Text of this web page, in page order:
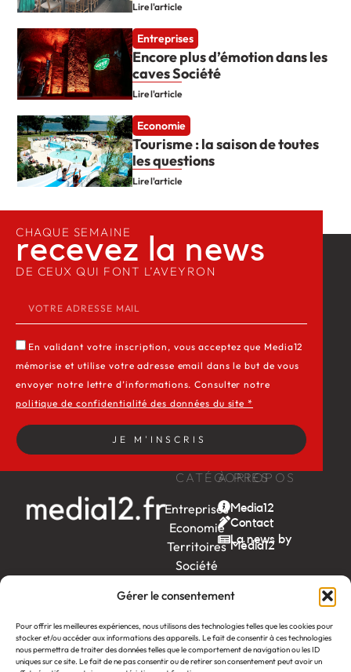
Gérer le consentement
Pour offrir les meilleures expériences, nous utilisons des technologies telles que les cookies pour
stocker et/ou accéder aux informations des appareils. Le fait de consentir à ces technologies
nous permettra de traiter des données telles que le comportement de navigation ou les ID
uniques sur ce site. Le fait de ne pas consentir ou de retirer son consentement peut avoir un
Lire l'article
Entreprises
Encore plus d’émotion dans les
caves Société
Lire l'article
Economie
Tourisme : la saison de toutes
les questions
Lire l'article
CATÉGORIES
Entreprises
Economie
Territoires
Société
end
Ambition
by EDF
itw
À PROPOS
Media12
Contact
La news by
Média12
CHAQUE SEMAINE
recevez la news​
DE CEUX QUI FONT L’AVEYRON
En validant votre inscription, vous acceptez que Media12
mémorise et utilise votre adresse email dans le but de vous
envoyer notre lettre d’informations. Consulter notre
politique de confidentialité des données du site *
JE M'INSCRIS